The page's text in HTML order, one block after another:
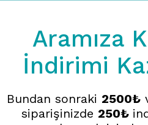
Aramıza
İndirimi
Bundan sonraki 2500₺
siparişinizde 250₺